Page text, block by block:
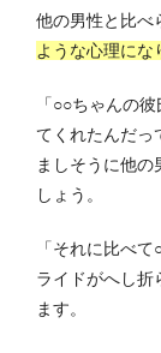
他の男性と比べ
ような心理にな
「○○ちゃんの
てくれたんだっ
ましそうに他
しょう。
「それに比べ
ライドがへし折
ます。